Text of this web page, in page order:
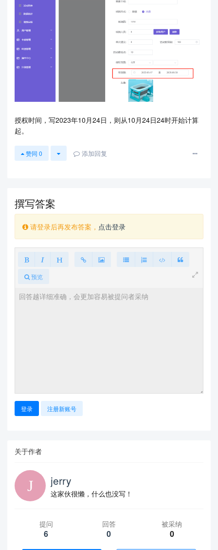
授权时间，写2023年10月24日，则从10月24日24时开始计算
起。
赞同 0 添加回复
撰写答案
请登录后再发布答案， 点击登录
预览
登录 注册新账号
关于作者
jerry
这家伙很懒，什么也没写！
提问
6
回答
0
被采纳
0